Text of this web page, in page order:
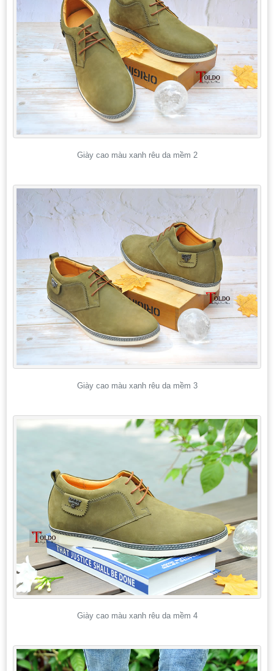
Giày cao màu xanh rêu da mềm 2
Giày cao màu xanh rêu da mềm 3
Giày cao màu xanh rêu da mềm 4